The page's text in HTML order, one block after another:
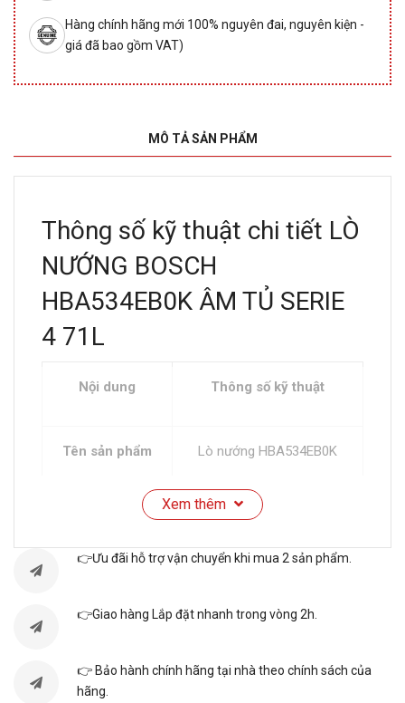
Hàng chính hãng mới 100% nguyên đai, nguyên kiện -
giá đã bao gồm VAT)
MÔ TẢ SẢN PHẨM
Thông số kỹ thuật chi tiết LÒ
NƯỚNG BOSCH
HBA534EB0K ÂM TỦ SERIE
4 71L
Nội dung Thông số kỹ thuật
Tên sản phẩm Lò nướng HBA534EB0K
Thương hiệu Bosch
Xem thêm
👉Ưu đãi hỗ trợ vận chuyển khi mua 2 sản phẩm.
👉Giao hàng Lắp đặt nhanh trong vòng 2h.
👉 Bảo hành chính hãng tại nhà theo chính sách của
hãng.